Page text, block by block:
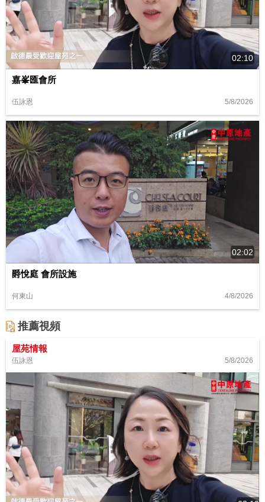
02:10
嘉峯匯會所
伍詠恩 5/8/2026
02:02
爵悅庭 會所設施
何東山 4/8/2026
推薦視頻
屋苑情報
伍詠恩 5/8/2026